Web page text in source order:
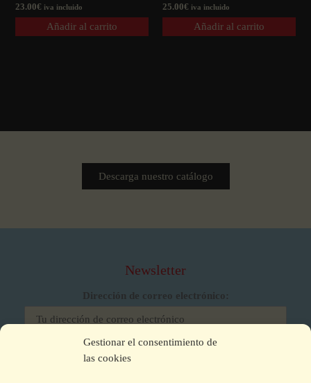
Gestionar el consentimiento de
las cookies
23.00€ iva incluido
Añadir al carrito
25.00€ iva incluido
Añadir al carrito
Descarga nuestro catálogo
Newsletter
Dirección de correo electrónico:
He leído y acepto los términos y condiciones